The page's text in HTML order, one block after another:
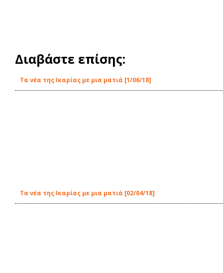
Διαβάστε επίσης:
Τα νέα της Ικαρίας με μια ματιά [1/06/18]
Τα νέα της Ικαρίας με μια ματιά [02/04/18]